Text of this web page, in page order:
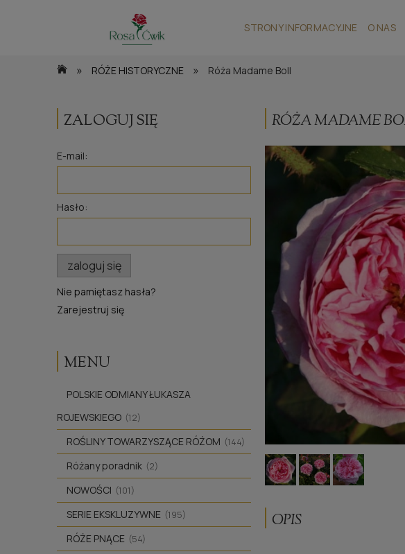
STRONY INFORMACYJNE O NAS
» RÓŻE HISTORYCZNE » Róża Madame Boll
ZALOGUJ SIĘ
E-mail:
Hasło:
zaloguj się
Nie pamiętasz hasła?
Zarejestruj się
MENU
POLSKIE ODMIANY ŁUKASZA
ROJEWSKIEGO (12)
ROŚLINY TOWARZYSZĄCE RÓŻOM (144)
Różany poradnik (2)
NOWOŚCI (101)
SERIE EKSKLUZYWNE (195)
RÓŻE PNĄCE (54)
RÓŻA MADAME
OPIS